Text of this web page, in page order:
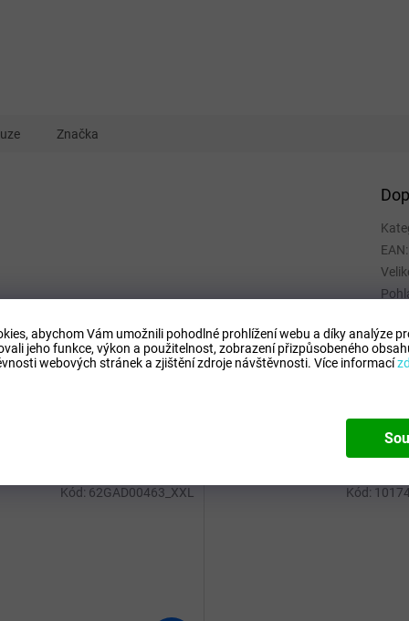
abychom Vám umožnili pohodlné prohlížení webu a díky analýze
jeho funkce, výkon a použitelnost, zobrazení přizpůsobeného
webových stránek a zjištění zdroje návštěvnosti. Více informací
Kód: 62GAD00463_XXL Kód:
Značka
EAN: